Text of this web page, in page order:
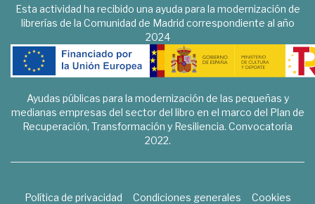
Esta actividad ha recibido una ayuda para la modernización de
librerías de la Comunidad de Madrid correspondiente al año
2024
Ayudas públicas para la modernización de las pequeñas y
medianas empresas del sector del libro en el marco del Plan de
Recuperación, Transformación y Resiliencia. Convocatoria
2022.
Política de privacidad Condiciones generales
Cookies